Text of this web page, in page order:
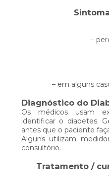
–
– em alguns
Diagnóstico do
Os médicos usam
identificar o diabetes.
antes que o paciente
Alguns utilizam
consultório.
Tratamento /